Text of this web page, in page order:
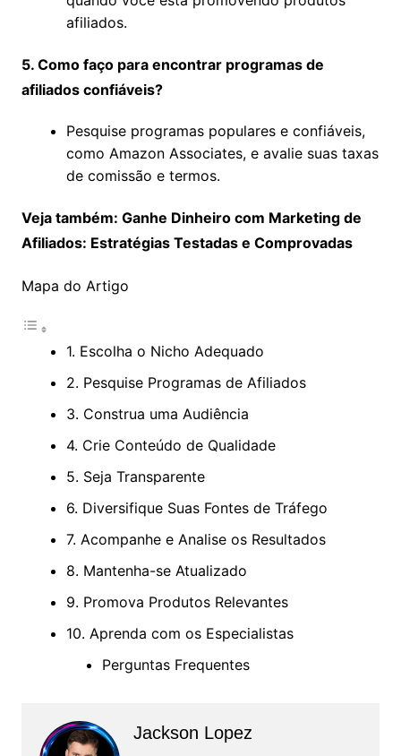
afiliados.
5. Como faço para encontrar programas de
afiliados confiáveis?
Pesquise programas populares e confiáveis,
como Amazon Associates, e avalie suas taxas
de comissão e termos.
Veja também: Ganhe Dinheiro com Marketing de
Afiliados: Estratégias Testadas e Comprovadas
Mapa do Artigo
1. Escolha o Nicho Adequado
2. Pesquise Programas de Afiliados
3. Construa uma Audiência
4. Crie Conteúdo de Qualidade
5. Seja Transparente
6. Diversifique Suas Fontes de Tráfego
7. Acompanhe e Analise os Resultados
8. Mantenha-se Atualizado
9. Promova Produtos Relevantes
10. Aprenda com os Especialistas
Perguntas Frequentes
Jackson Lopez